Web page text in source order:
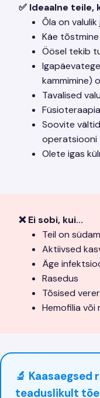
✅ Ideaalne teile,
Õla on
Käe
Öösel tekib
kammimine)
Tavalised
Soovite
operatsiooni
Olete igas
❌ Ei sobi, kui...
Teil on
Aktiivsed
Äge
Rasedus
Tõsised
Hemofilia või
🔬
teaduslikult